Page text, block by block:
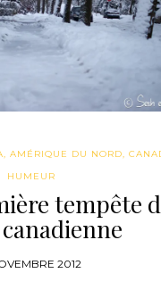
, AMÉRIQUE DU NORD,
HUMEUR
tempête
2012